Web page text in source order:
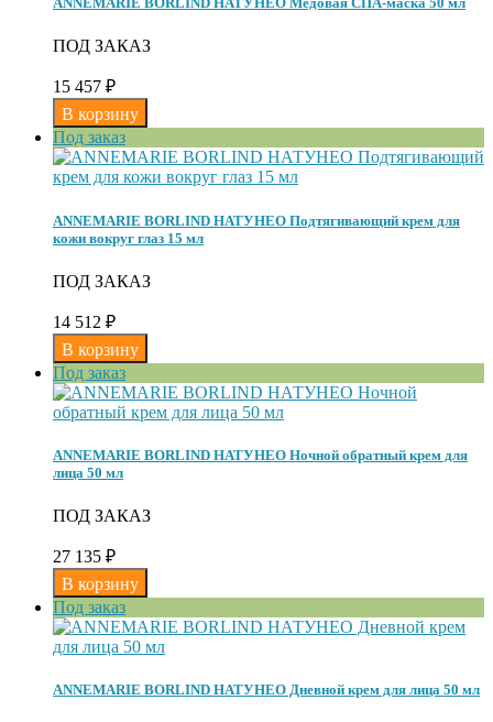
ПОД ЗАКАЗ
15 457 ₽
Под заказ
ANNEMARIE BORLIND НАТУНЕО Подтягивающий крем для
кожи вокруг глаз 15 мл
ПОД ЗАКАЗ
14 512 ₽
Под заказ
ANNEMARIE BORLIND НАТУНЕО Ночной обратный крем для
лица 50 мл
ПОД ЗАКАЗ
27 135 ₽
Под заказ
ANNEMARIE BORLIND НАТУНЕО Дневной крем для лица 50 мл